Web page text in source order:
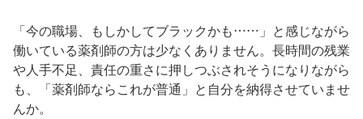
「今の職場、もしかしてブラックかも……」と感じながら
働いている薬剤師の方は少なくありません。長時間の残業
や人手不足、責任の重さに押しつぶされそうになりながら
も、「薬剤師ならこれが普通」と自分を納得させていませ
んか。